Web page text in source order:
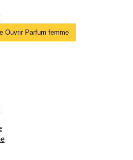
Ouvrir Parfum femme